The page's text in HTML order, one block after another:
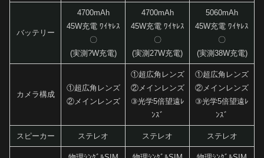
バッテリー
4700mAh
45W充電 ﾜｲﾔﾚｽ
〇
(実測?W充電)
4700mAh
45W充電 ﾜｲﾔﾚｽ
〇
(実測27W充電)
5060mAh
45W充電 ﾜｲﾔﾚｽ
〇
(実測38W充電)
カメラ構成
①超広角レンズ
②メインレンズ
①超広角レンズ
②メインレンズ
③光学5倍望遠ﾚ
ﾝｽﾞ
①超広角レンズ
②メインレンズ
③光学5倍望遠ﾚ
ﾝｽﾞ
スピーカー ステレオ ステレオ ステレオ